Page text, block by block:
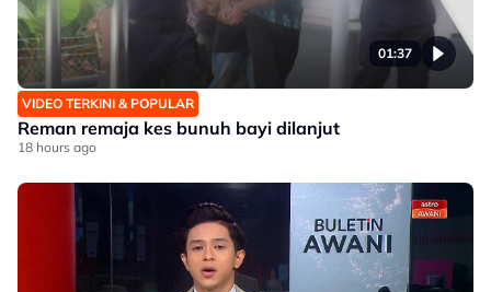
01:37
VIDEO TERKINI & POPULAR
Reman remaja kes bunuh bayi dilanjut
18 hours ago